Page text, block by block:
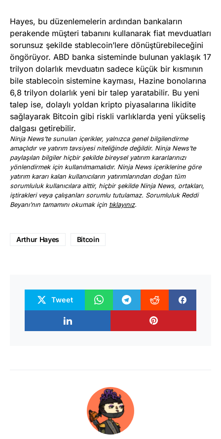
Hayes, bu düzenlemelerin ardından bankaların
perakende müşteri tabanını kullanarak fiat mevduatları
sorunsuz şekilde stablecoin’lere dönüştürebileceğini
öngörüyor. ABD banka sisteminde bulunan yaklaşık 17
trilyon dolarlık mevduatın sadece küçük bir kısmının
bile stablecoin sistemine kayması, Hazine bonolarına
6,8 trilyon dolarlık yeni bir talep yaratabilir. Bu yeni
talep ise, dolaylı yoldan kripto piyasalarına likidite
sağlayarak Bitcoin gibi riskli varlıklarda yeni yükseliş
dalgası getirebilir.
Ninja News’te sunulan içerikler, yalnızca genel bilgilendirme
amaçlıdır ve yatırım tavsiyesi niteliğinde değildir. Ninja News’te
paylaşılan bilgiler hiçbir şekilde bireysel yatırım kararlarınızı
yönlendirmek için kullanılmamalıdır. Ninja News içeriklerine göre
yatırım kararı kalan kullanıcıların yatırımlarından doğan tüm
sorumluluk kullanıcılara aittir, hiçbir şekilde Ninja News, ortakları,
iştirakleri veya çalışanları sorumlu tutulamaz. Sorumluluk Reddi
Beyanı’nın tamamını okumak için tıklayınız.
Arthur Hayes Bitcoin
Tweet